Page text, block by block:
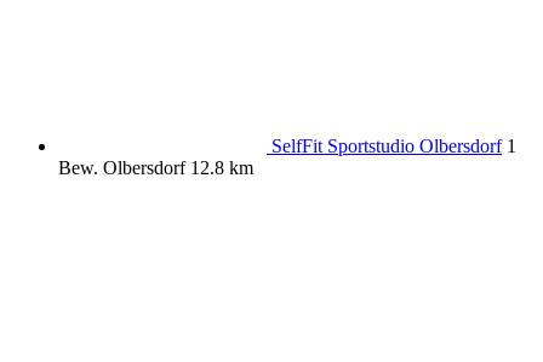
SelfFit Sportstudio Olbersdorf 1
Bew. Olbersdorf 12.8 km